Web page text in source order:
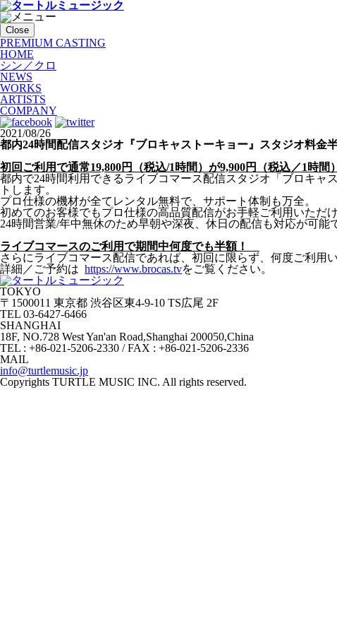
Close
PREMIUM CASTING
HOME
シン／クロ
NEWS
WORKS
ARTISTS
COMPANY
2021/08/26
都内24時間配信スタジオ『ブロキャストーキョー』スタジオ料金
初回ご利用で通常19,800円（税込/1時間）が9,900円（税込／1時間
都内で24時間利用できるライブコマース配信スタジオ「ブロキ
トします。
プロ仕様の機材が全てレンタル無料で、サポート体制も万全。
初めてのお客様でもプロ仕様の高品質配信がお手軽ご利用いただけ
24時間営業/年中無休のため早朝や深夜、休日の配信も対応が可能
ライブコマースのご利用で期間中何度でも半額！
さらにライブコマース配信であれば、初回に限らず、何度ご利用
詳細／ご予約は https://www.brocas.tvをご覧ください。
TOKYO
〒1500011 東京都 渋谷区東4-9-10 TS広尾 2F
TEL 03-6427-6466
SHANGHAI
18F, NO.728 West Yan'an Road,Shanghai 200050,China
TEL : +86-021-5206-2330 / FAX : +86-021-5206-2336
MAIL
info@turtlemusic.jp
Copyrights TURTLE MUSIC INC. All rights reserved.